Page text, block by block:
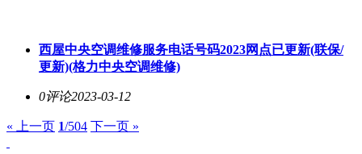
西屋中央空调维修服务电话号码2023网点已更新(联保/
更新)(格力中央空调维修)
0评论2023-03-12
« 上一页 1/504 下一页 »